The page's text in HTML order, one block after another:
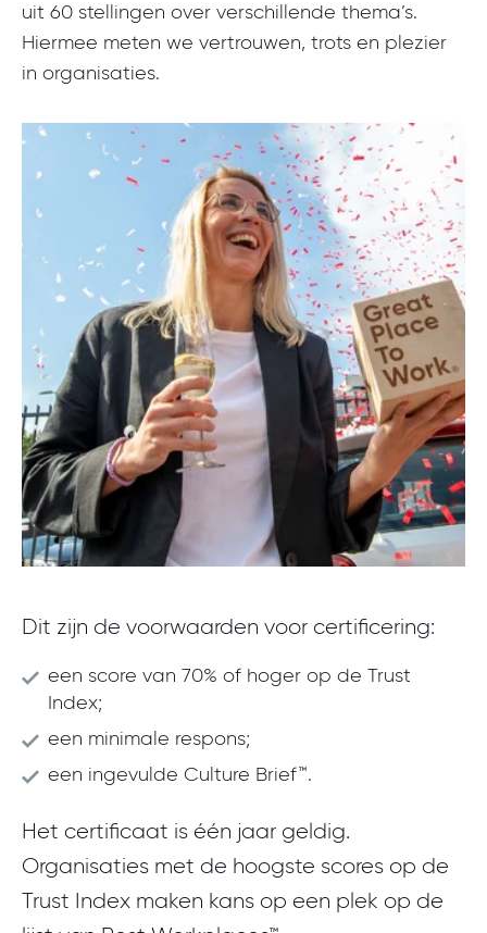
uit 60 stellingen over verschillende thema’s.
Hiermee meten we vertrouwen, trots en plezier
in organisaties.
Dit zijn de voorwaarden voor certificering:
een score van 70% of hoger op de Trust
Index;
een minimale respons;
een ingevulde Culture Brief™.
Het certificaat is één jaar geldig.
Organisaties met de hoogste scores op de
Trust Index maken kans op een plek op de